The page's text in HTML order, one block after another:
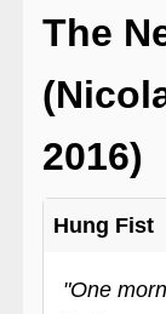
The
2016)
Hung Fist
"One